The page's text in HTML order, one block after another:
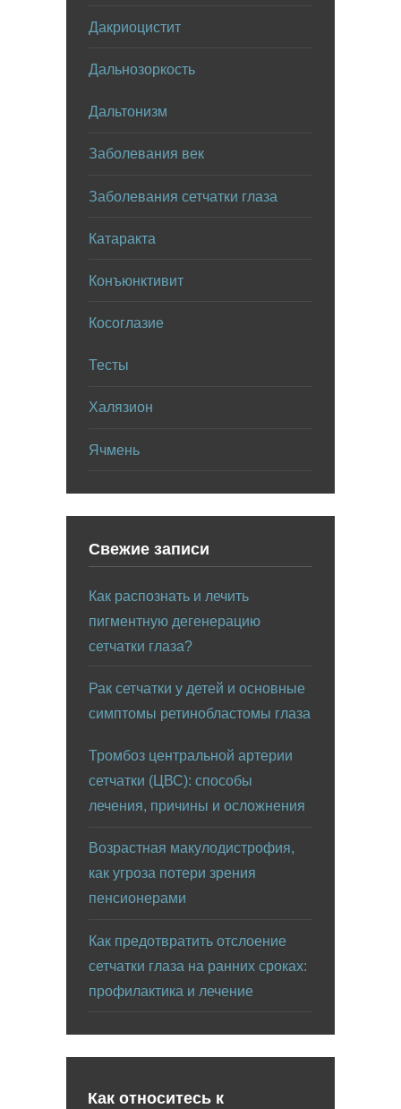
Дакриоцистит
Дальнозоркость
Дальтонизм
Заболевания век
Заболевания сетчатки глаза
Катаракта
Конъюнктивит
Косоглазие
Тесты
Халязион
Ячмень
Свежие записи
Как распознать и лечить
пигментную дегенерацию
сетчатки глаза?
Рак сетчатки у детей и основные
симптомы ретинобластомы глаза
Тромбоз центральной артерии
сетчатки (ЦВС): способы
лечения, причины и осложнения
Возрастная макулодистрофия,
как угроза потери зрения
пенсионерами
Как предотвратить отслоение
сетчатки глаза на ранних сроках:
профилактика и лечение
Как относитесь к